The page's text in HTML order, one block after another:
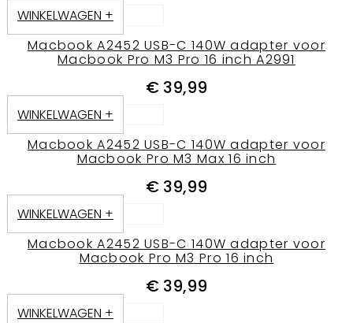
WINKELWAGEN +
Macbook A2452 USB-C 140W adapter voor
Macbook Pro M3 Pro 16 inch A2991
€ 39,99
WINKELWAGEN +
Macbook A2452 USB-C 140W adapter voor
Macbook Pro M3 Max 16 inch
€ 39,99
WINKELWAGEN +
Macbook A2452 USB-C 140W adapter voor
Macbook Pro M3 Pro 16 inch
€ 39,99
WINKELWAGEN +